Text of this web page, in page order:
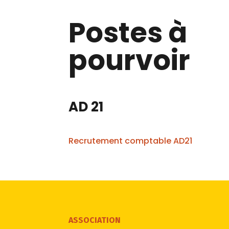
Postes à
pourvoir
AD 21
Recrutement comptable AD21
ASSOCIATION